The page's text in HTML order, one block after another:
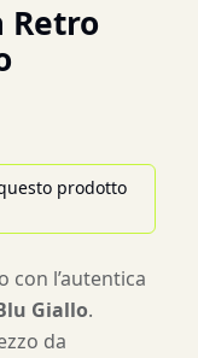
Retro
prodotto
con l’autentica
Giallo.
da